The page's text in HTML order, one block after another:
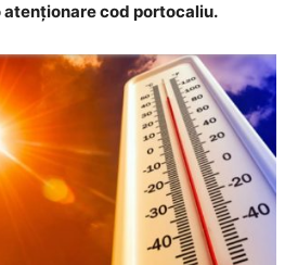
cod portocaliu.